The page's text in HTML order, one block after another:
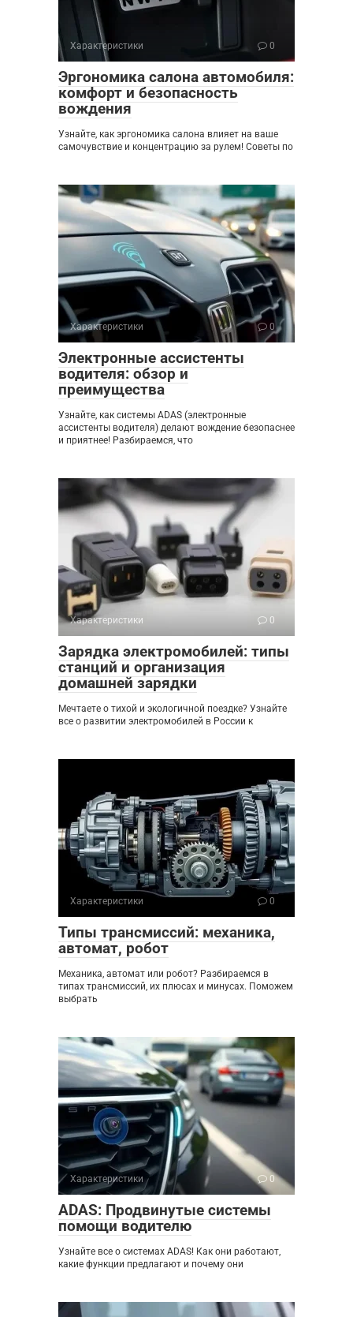
Характеристики 0
Эргономика салона автомобиля:
комфорт и безопасность
вождения
Узнайте, как эргономика салона влияет на ваше
самочувствие и концентрацию за рулем! Советы по
Характеристики 0
Электронные ассистенты
водителя: обзор и
преимущества
Узнайте, как системы ADAS (электронные
ассистенты водителя) делают вождение безопаснее
и приятнее! Разбираемся, что
Характеристики 0
Зарядка электромобилей: типы
станций и организация
домашней зарядки
Мечтаете о тихой и экологичной поездке? Узнайте
все о развитии электромобилей в России к
Характеристики 0
Типы трансмиссий: механика,
автомат, робот
Механика, автомат или робот? Разбираемся в
типах трансмиссий, их плюсах и минусах. Поможем
выбрать
Характеристики 0
ADAS: Продвинутые системы
помощи водителю
Узнайте все о системах ADAS! Как они работают,
какие функции предлагают и почему они